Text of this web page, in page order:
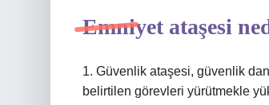
Emniyet ataşesi
1. Güvenlik ataşesi, güvenlik
belirtilen görevleri yürütmekle